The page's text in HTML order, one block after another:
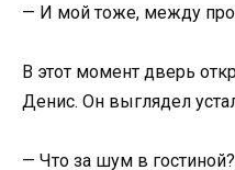
— И мой тоже, между
В этот момент дверь
Денис. Он выглядел
— Что за шум в